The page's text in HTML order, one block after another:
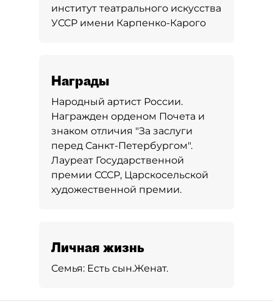
институт театрального искусства
УССР имени Карпенко-Карого
Награды
Народный артист России.
Награжден орденом Почета и
знаком отличия "За заслуги
перед Санкт-Петербургом".
Лауреат Государственной
премии СССР, Царскосельской
художественной премии.
Личная жизнь
Семья: Есть сын.Женат.